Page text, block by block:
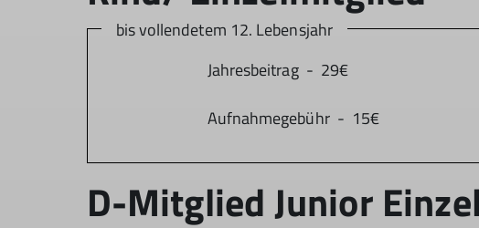
bis vollendetem 12. Lebensjahr
Jahresbeitrag - 29€
Aufnahmegebühr - 15€